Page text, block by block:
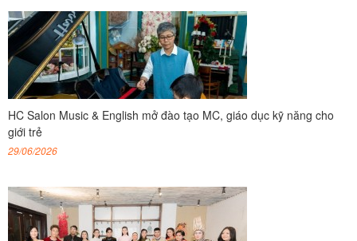
HC Salon Music & English mở đào tạo MC, giáo dục kỹ năng cho
giới trẻ
29/06/2026